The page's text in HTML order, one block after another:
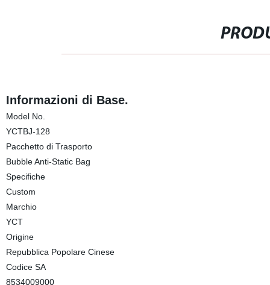
Informazioni di Base.
Model No.
YCTBJ-128
Pacchetto di Trasporto
Bubble Anti-Static Bag
Specifiche
Custom
Marchio
YCT
Origine
Repubblica Popolare Cinese
Codice SA
8534009000